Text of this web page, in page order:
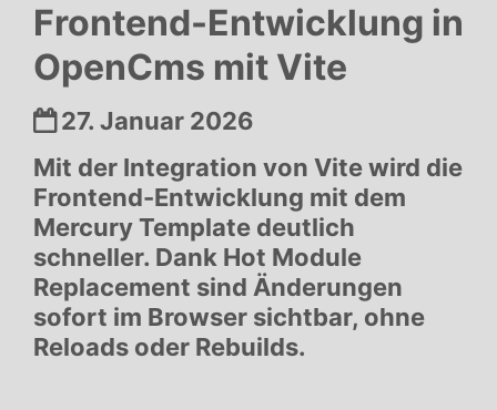
Frontend-Entwicklung in
OpenCms mit Vite
Datum:
27. Januar 2026
Mit der Integration von Vite wird die
Frontend-Entwicklung mit dem
Mercury Template deutlich
schneller. Dank Hot Module
Replacement sind Änderungen
sofort im Browser sichtbar, ohne
Reloads oder Rebuilds.